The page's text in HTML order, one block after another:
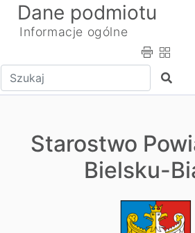
Dane podmiotu
Informacje ogólne
Wpisz tekst do wyszukania Szukaj
Starostwo
Bielsku-